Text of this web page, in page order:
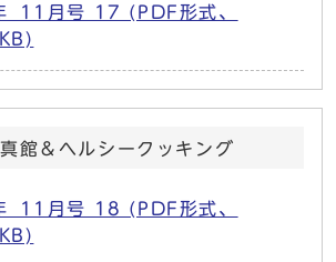
_11月号 17 (PDF形式、
館＆ヘルシークッキング
_11月号 18 (PDF形式、